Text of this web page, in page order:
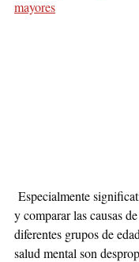
mayores
Especialmente
y comparar las causas
diferentes grupos de
salud mental son